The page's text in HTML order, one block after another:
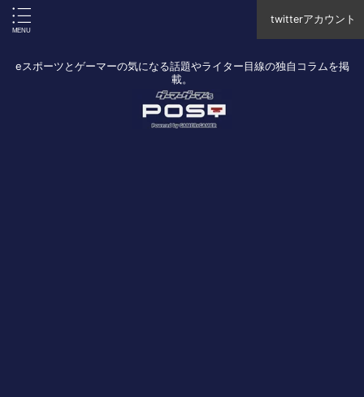
twitterアカウント
eスポーツとゲーマーの気になる話題やライター目線の独自コラムを掲
載。